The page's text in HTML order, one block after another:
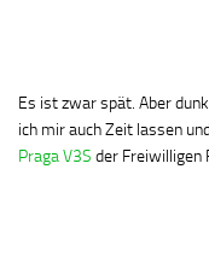
Es ist zwar spät. Aber
ich mir auch Zeit lassen
Praga V3S der Freiwilligen